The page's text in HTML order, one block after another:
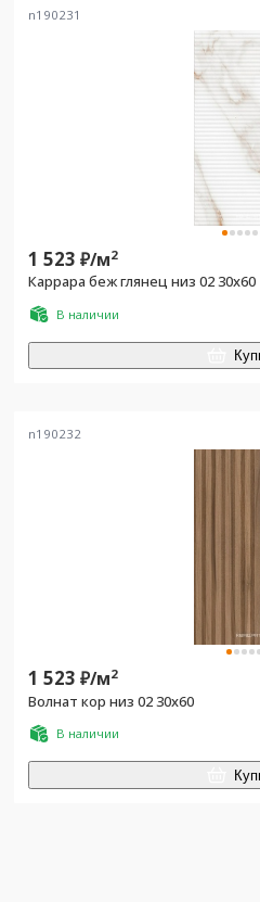
n190231
1 523 ₽/м2
Каррара беж глянец низ 02 30x60
В наличии
n190232
1 523 ₽/м2
Волнат кор низ 02 30x60
В наличии